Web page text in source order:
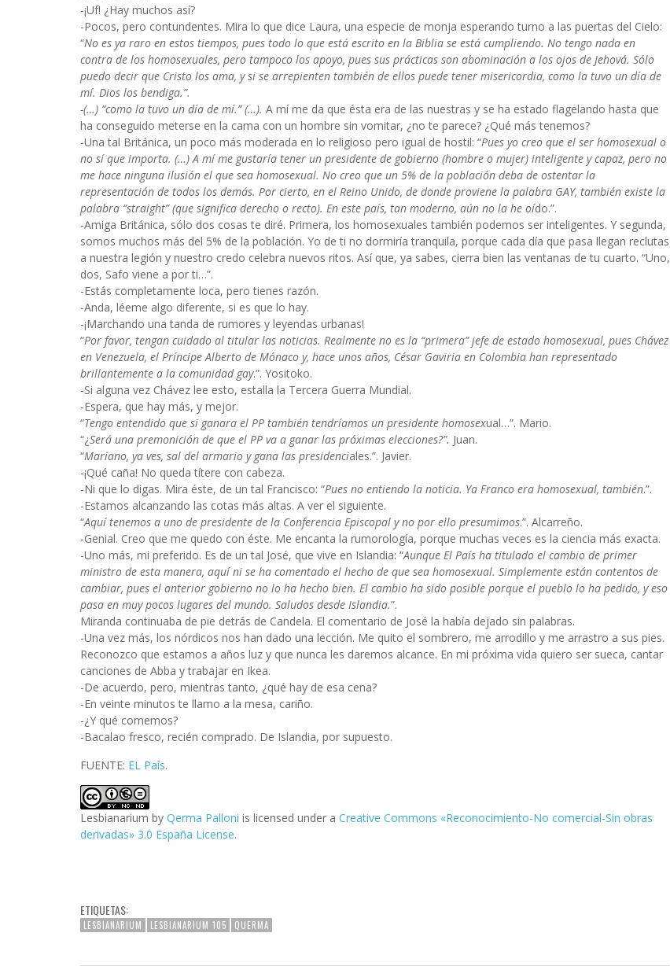
-¡Uf! ¿Hay muchos así?
-Pocos, pero contundentes. Mira lo que dice Laura, una especie de monja esperando turno a las puertas del Cielo:
“No es ya raro en estos tiempos, pues todo lo que está escrito en la Biblia se está cumpliendo. No tengo nada en
contra de los homosexuales, pero tampoco los apoyo, pues sus prácticas son abominación a los ojos de Jehová. Sólo
puedo decir que Cristo los ama, y si se arrepienten también de ellos puede tener misericordia, como la tuvo un día de
mí. Dios los bendiga.”.
-(…) “como la tuvo un día de mí.” (…). A mí me da que ésta era de las nuestras y se ha estado flagelando hasta que
ha conseguido meterse en la cama con un hombre sin vomitar, ¿no te parece? ¿Qué más tenemos?
-Una tal Británica, un poco más moderada en lo religioso pero igual de hostil: “Pues yo creo que el ser homosexual o
no sí que importa. (…) A mí me gustaría tener un presidente de gobierno (hombre o mujer) inteligente y capaz, pero no
me hace ninguna ilusión el que sea homosexual. No creo que un 5% de la población deba de ostentar la
representación de todos los demás. Por cierto, en el Reino Unido, de donde proviene la palabra GAY, también existe la
palabra “straight” (que significa derecho o recto). En este país, tan moderno, aún no la he oído.”.
-Amiga Británica, sólo dos cosas te diré. Primera, los homosexuales también podemos ser inteligentes. Y segunda,
somos muchos más del 5% de la población. Yo de ti no dormiría tranquila, porque cada día que pasa llegan reclutas
a nuestra legión y nuestro credo celebra nuevos ritos. Así que, ya sabes, cierra bien las ventanas de tu cuarto. “Uno,
dos, Safo viene a por ti…”.
-Estás completamente loca, pero tienes razón.
-Anda, léeme algo diferente, si es que lo hay.
-¡Marchando una tanda de rumores y leyendas urbanas!
“Por favor, tengan cuidado al titular las noticias. Realmente no es la “primera” jefe de estado homosexual, pues Chávez
en Venezuela, el Príncipe Alberto de Mónaco y, hace unos años, César Gaviria en Colombia han representado
brillantemente a la comunidad gay.”. Yositoko.
-Si alguna vez Chávez lee esto, estalla la Tercera Guerra Mundial.
-Espera, que hay más, y mejor.
“Tengo entendido que si ganara el PP también tendríamos un presidente homosexual…”. Mario.
“¿Será una premonición de que el PP va a ganar las próximas elecciones?”. Juan.
“Mariano, ya ves, sal del armario y gana las presidenciales.”. Javier.
-¡Qué caña! No queda títere con cabeza.
-Ni que lo digas. Mira éste, de un tal Francisco: “Pues no entiendo la noticia. Ya Franco era homosexual, también.”.
-Estamos alcanzando las cotas más altas. A ver el siguiente.
“Aquí tenemos a uno de presidente de la Conferencia Episcopal y no por ello presumimos.”. Alcarreño.
-Genial. Creo que me quedo con éste. Me encanta la rumorología, porque muchas veces es la ciencia más exacta.
-Uno más, mi preferido. Es de un tal José, que vive en Islandia: “Aunque El País ha titulado el cambio de primer
ministro de esta manera, aquí ni se ha comentado el hecho de que sea homosexual. Simplemente están contentos de
cambiar, pues el anterior gobierno no lo ha hecho bien. El cambio ha sido posible porque el pueblo lo ha pedido, y eso
pasa en muy pocos lugares del mundo. Saludos desde Islandia.”.
Miranda continuaba de pie detrás de Candela. El comentario de José la había dejado sin palabras.
-Una vez más, los nórdicos nos han dado una lección. Me quito el sombrero, me arrodillo y me arrastro a sus pies.
Reconozco que estamos a años luz y que nunca les daremos alcance. En mi próxima vida quiero ser sueca, cantar
canciones de Abba y trabajar en Ikea.
-De acuerdo, pero, mientras tanto, ¿qué hay de esa cena?
-En veinte minutos te llamo a la mesa, cariño.
-¿Y qué comemos?
-Bacalao fresco, recién comprado. De Islandia, por supuesto.
FUENTE: EL País.
Lesbianarium by Qerma Palloni is licensed under a Creative Commons «Reconocimiento-No comercial-Sin obras
derivadas» 3.0 España License.
ETIQUETAS:
LESBIANARIUM LESBIANARIUM 105 QUERMA